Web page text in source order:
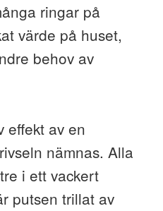
ringar på
värde på huset,
behov av
effekt av en
nämnas. Alla
i ett vackert
putsen trillat av